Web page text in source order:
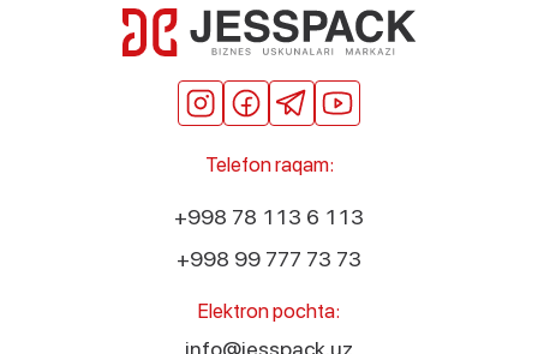
Telefon raqam:
+998 78 113 6 113
+998 99 777 73 73
Elektron pochta:
info@jesspack.uz